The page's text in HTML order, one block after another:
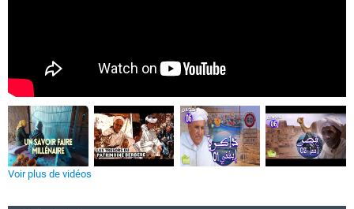
Voir plus de vidéos